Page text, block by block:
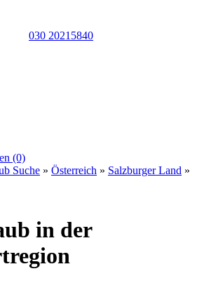
030 20215840
(0)
Suche » Österreich » Salzburger Land »
in der